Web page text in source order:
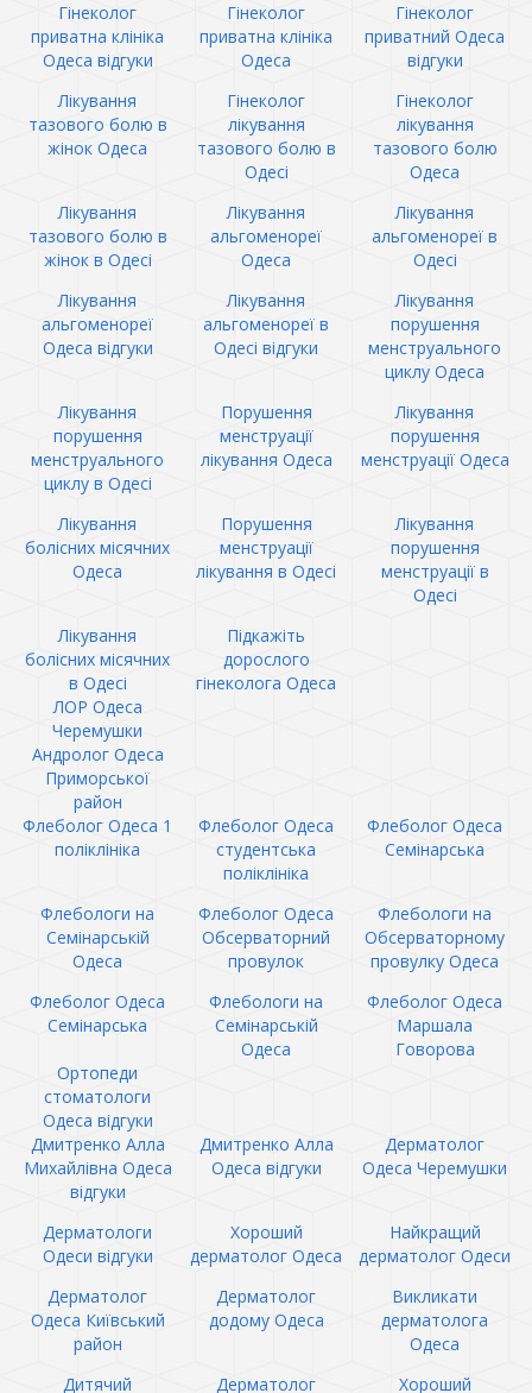
Гінеколог
приватна клініка
Одеса відгуки
Гінеколог
приватна клініка
Одеса
Гінеколог
приватний Одеса
відгуки
Лікування
тазового болю в
жінок Одеса
Гінеколог
лікування
тазового болю в
Одесі
Гінеколог
лікування
тазового болю
Одеса
Лікування
тазового болю в
жінок в Одесі
Лікування
альгоменореї
Одеса
Лікування
альгоменореї в
Одесі
Лікування
альгоменореї
Одеса відгуки
Лікування
альгоменореї в
Одесі відгуки
Лікування
порушення
менструального
циклу Одеса
Лікування
порушення
менструального
циклу в Одесі
Порушення
менструації
лікування Одеса
Лікування
порушення
менструації Одеса
Лікування
болісних місячних
Одеса
Порушення
менструації
лікування в Одесі
Лікування
порушення
менструації в
Одесі
Лікування
болісних місячних
в Одесі
Підкажіть
дорослого
гінеколога Одеса
ЛОР Одеса
Черемушки
Андролог Одеса
Приморської
район
Флеболог Одеса 1
поліклініка
Флеболог Одеса
студентська
поліклініка
Флеболог Одеса
Семінарська
Флебологи на
Семінарській
Одеса
Флеболог Одеса
Обсерваторний
провулок
Флебологи на
Обсерваторному
провулку Одеса
Флеболог Одеса
Семінарська
Флебологи на
Семінарській
Одеса
Флеболог Одеса
Маршала
Говорова
Ортопеди
стоматологи
Одеса відгуки
Дмитренко Алла
Михайлівна Одеса
відгуки
Дмитренко Алла
Одеса відгуки
Дерматолог
Одеса Черемушки
Дерматологи
Одеси відгуки
Хороший
дерматолог Одеса
Найкращий
дерматолог Одеси
Дерматолог
Одеса Київський
район
Дерматолог
додому Одеса
Викликати
дерматолога
Одеса
Дитячий
Дерматолог Хороший